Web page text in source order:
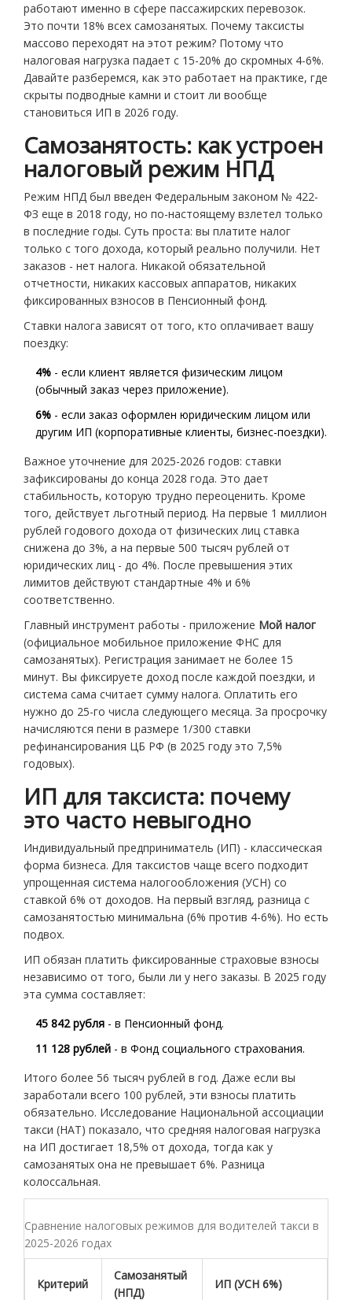
работают именно в сфере пассажирских перевозок.
Это почти 18% всех самозанятых. Почему таксисты
массово переходят на этот режим? Потому что
налоговая нагрузка падает с 15-20% до скромных 4-6%.
Давайте разберемся, как это работает на практике, где
скрыты подводные камни и стоит ли вообще
становиться ИП в 2026 году.
Самозанятость: как устроен
налоговый режим НПД
Режим НПД был введен Федеральным законом № 422-
ФЗ еще в 2018 году, но по-настоящему взлетел только
в последние годы. Суть проста: вы платите налог
только с того дохода, который реально получили. Нет
заказов - нет налога. Никакой обязательной
отчетности, никаких кассовых аппаратов, никаких
фиксированных взносов в Пенсионный фонд.
Ставки налога зависят от того, кто оплачивает вашу
поездку:
4% - если клиент является физическим лицом
(обычный заказ через приложение).
6% - если заказ оформлен юридическим лицом или
другим ИП (корпоративные клиенты, бизнес-поездки).
Важное уточнение для 2025-2026 годов: ставки
зафиксированы до конца 2028 года. Это дает
стабильность, которую трудно переоценить. Кроме
того, действует льготный период. На первые 1 миллион
рублей годового дохода от физических лиц ставка
снижена до 3%, а на первые 500 тысяч рублей от
юридических лиц - до 4%. После превышения этих
лимитов действуют стандартные 4% и 6%
соответственно.
Главный инструмент работы - приложение Мой налог
(официальное мобильное приложение ФНС для
самозанятых). Регистрация занимает не более 15
минут. Вы фиксируете доход после каждой поездки, и
система сама считает сумму налога. Оплатить его
нужно до 25-го числа следующего месяца. За просрочку
начисляются пени в размере 1/300 ставки
рефинансирования ЦБ РФ (в 2025 году это 7,5%
годовых).
ИП для таксиста: почему
это часто невыгодно
Индивидуальный предприниматель (ИП) - классическая
форма бизнеса. Для таксистов чаще всего подходит
упрощенная система налогообложения (УСН) со
ставкой 6% от доходов. На первый взгляд, разница с
самозанятостью минимальна (6% против 4-6%). Но есть
подвох.
ИП обязан платить фиксированные страховые взносы
независимо от того, были ли у него заказы. В 2025 году
эта сумма составляет:
45 842 рубля - в Пенсионный фонд.
11 128 рублей - в Фонд социального страхования.
Итого более 56 тысяч рублей в год. Даже если вы
заработали всего 100 рублей, эти взносы платить
обязательно. Исследование Национальной ассоциации
такси (НАТ) показало, что средняя налоговая нагрузка
на ИП достигает 18,5% от дохода, тогда как у
самозанятых она не превышает 6%. Разница
колоссальная.
Сравнение налоговых режимов для водителей такси в
2025-2026 годах
Критерий
Самозанятый
(НПД)
ИП (УСН 6%)